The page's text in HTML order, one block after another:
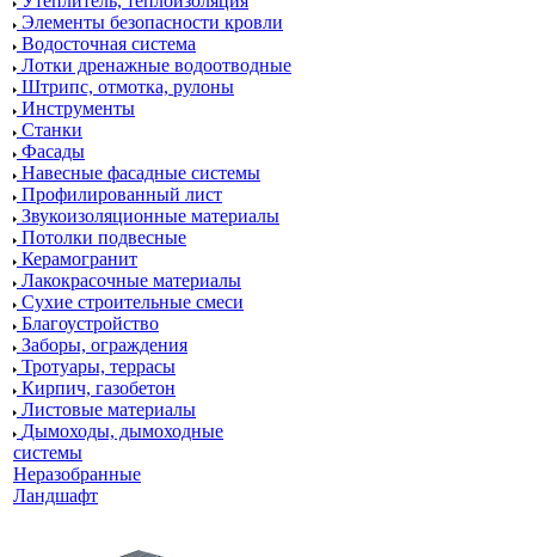
Элементы безопасности кровли
Водосточная система
Лотки дренажные водоотводные
Штрипс, отмотка, рулоны
Инструменты
Станки
Фасады
Навесные фасадные системы
Профилированный лист
Звукоизоляционные материалы
Потолки подвесные
Керамогранит
Лакокрасочные материалы
Сухие строительные смеси
Благоустройство
Заборы, ограждения
Тротуары, террасы
Кирпич, газобетон
Листовые материалы
Дымоходы, дымоходные
системы
Неразобранные
Ландшафт